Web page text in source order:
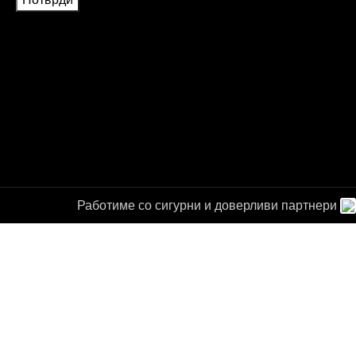
Работиме со сигурни и доверливи партнери